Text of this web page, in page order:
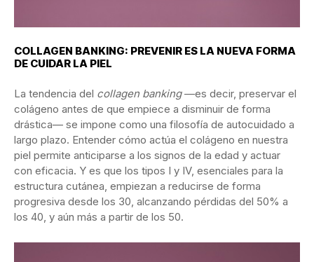
COLLAGEN BANKING: PREVENIR ES LA NUEVA FORMA
DE CUIDAR LA PIEL
La tendencia del collagen banking—es decir, preservar el
colágeno antes de que empiece a disminuir de forma
drástica— se impone como una filosofía de autocuidado a
largo plazo. Entender cómo actúa el colágeno en nuestra
piel permite anticiparse a los signos de la edad y actuar
con eficacia. Y es que los tipos I y IV, esenciales para la
estructura cutánea, empiezan a reducirse de forma
progresiva desde los 30, alcanzando pérdidas del 50% a
los 40, y aún más a partir de los 50.